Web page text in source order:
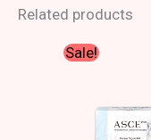
Related products
Sale!